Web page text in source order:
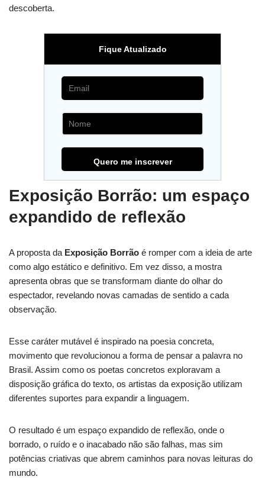
descoberta.
Fique Atualizado
Exposição Borrão: um espaço
expandido de reflexão
A proposta da Exposição Borrão é romper com a ideia de arte
como algo estático e definitivo. Em vez disso, a mostra
apresenta obras que se transformam diante do olhar do
espectador, revelando novas camadas de sentido a cada
observação.
Esse caráter mutável é inspirado na poesia concreta,
movimento que revolucionou a forma de pensar a palavra no
Brasil. Assim como os poetas concretos exploravam a
disposição gráfica do texto, os artistas da exposição utilizam
diferentes suportes para expandir a linguagem.
O resultado é um espaço expandido de reflexão, onde o
borrado, o ruído e o inacabado não são falhas, mas sim
potências criativas que abrem caminhos para novas leituras do
mundo.